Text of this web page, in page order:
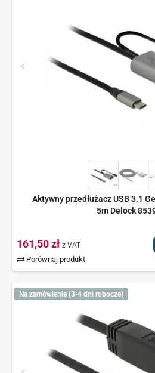
Aktywny przedłużacz USB 3.1
5m Delock
161,50 zł z VAT
Porównaj produkt
Na zamówienie (3-4 dni robocze)